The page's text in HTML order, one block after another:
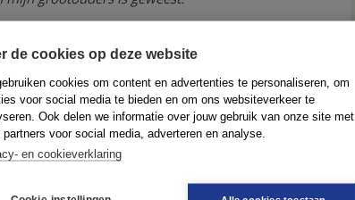
de cookies op deze website
cookies om content en advertenties te personaliseren, om
voor social media te bieden en om ons websiteverkeer te
Ook delen we informatie over jouw gebruik van onze site met
partners voor social media, adverteren en analyse.
en cookieverklaring
'in een lastig parket zitten', 'het parket
betekenissen gaan terug op 'houten vloer', of
kan worden gevormd. Een lastig parket
je moeilijk uit komt. Zie ooktapijt / vloerkleed.